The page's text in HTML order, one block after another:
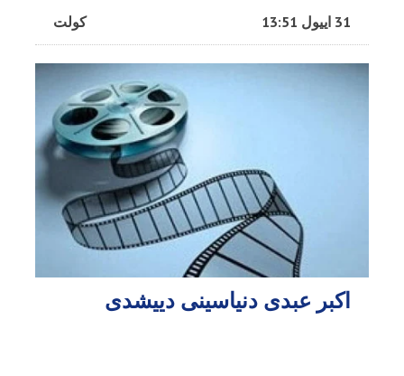
کولت 31 اییول 13:51
اکبر عبدی دنیاسینی دییشدی